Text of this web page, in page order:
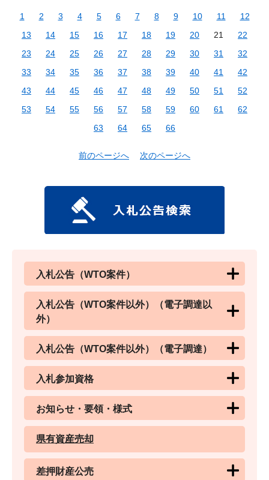
1 2 3 4 5 6 7 8 9 10 11
12
13
14 15 16 17 18 19 20 21
22
23
24 25 26 27 28 29 30 31
32
33
34 35 36 37 38 39 40 41
42
43
44 45 46 47 48 49 50 51
52
53
54 55 56 57 58 59 60 61
62
63
64 65 66
前のページへ 次のページへ
入札公告（WTO案件）
入札公告（WTO案件以外）（電子調達以
外）
入札公告（WTO案件以外）（電子調達）
入札参加資格
お知らせ・要領・様式
県有資産売却
差押財産公売